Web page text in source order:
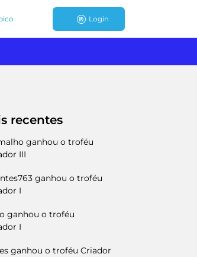
Login
recentes
ganhou o troféu
III
ganhou o troféu
I
ganhou o troféu
I
ganhou o troféu Criador